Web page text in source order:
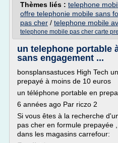
Thèmes liés : telephone
offre telephonie mobile sans
pas cher / telephone mobile
telephone mobile pas cher carte
un telephone portable
sans engagement ...
bonsplansastuces High Tech
prepayé à moins de 10 euros
un téléphone portable en
6 années ago Par riczo 2
Si vous êtes à la recherche
pas cher en formule prepayée
dans les magasins carrefour: